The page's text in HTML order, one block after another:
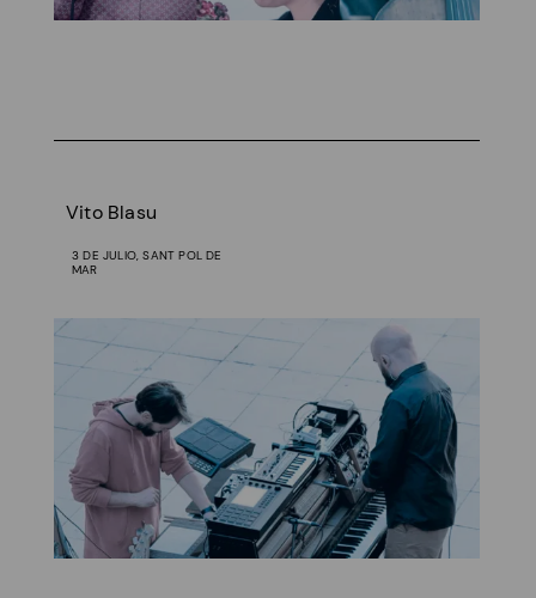
Vito Blasu
3 DE JULIO, SANT POL DE
MAR